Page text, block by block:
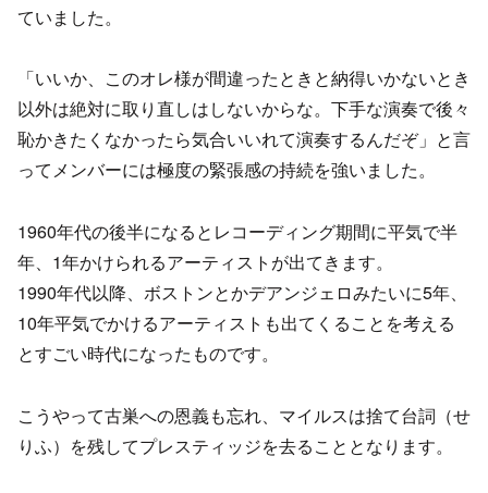
ていました。
「いいか、このオレ様が間違ったときと納得いかないとき
以外は絶対に取り直しはしないからな。下手な演奏で後々
恥かきたくなかったら気合いいれて演奏するんだぞ」と言
ってメンバーには極度の緊張感の持続を強いました。
1960年代の後半になるとレコーディング期間に平気で半
年、1年かけられるアーティストが出てきます。
1990年代以降、ボストンとかデアンジェロみたいに5年、
10年平気でかけるアーティストも出てくることを考える
とすごい時代になったものです。
こうやって古巣への恩義も忘れ、マイルスは捨て台詞（せ
りふ）を残してプレスティッジを去ることとなります。